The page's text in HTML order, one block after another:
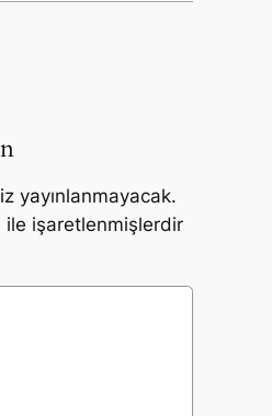
yayınlanmayacak.
ile işaretlenmişlerdir